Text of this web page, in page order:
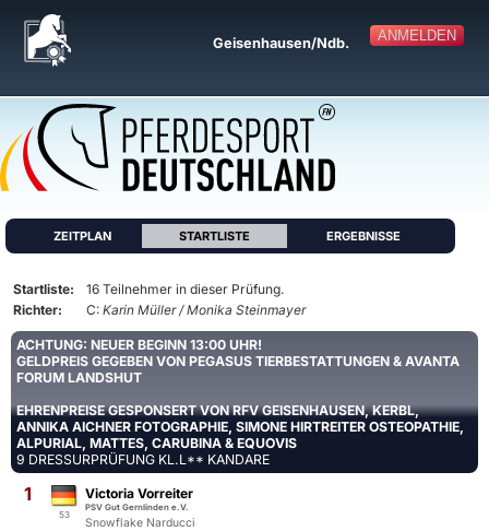
ANMELDEN
Geisenhausen/Ndb.
ZEITPLAN STARTLISTE ERGEBNISSE
Startliste:
16 Teilnehmer in dieser Prüfung.
Richter:
C: Karin Müller / Monika Steinmayer
ACHTUNG: NEUER BEGINN 13:00 UHR!
GELDPREIS GEGEBEN VON PEGASUS TIERBESTATTUNGEN & AVANTA
FORUM LANDSHUT
EHRENPREISE GESPONSERT VON RFV GEISENHAUSEN, KERBL,
ANNIKA AICHNER FOTOGRAPHIE, SIMONE HIRTREITER OSTEOPATHIE,
ALPURIAL, MATTES, CARUBINA & EQUOVIS
9 DRESSURPRÜFUNG KL.L** KANDARE
1
53
Victoria Vorreiter
PSV Gut Gernlinden e.V.
Snowflake Narducci